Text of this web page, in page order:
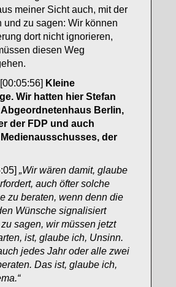
meiner Sicht auch, mit der
und zu sagen: Wir können
dort nicht ignorieren,
diesen Weg
Kleine
Wir hatten hier Stefan
Berlin,
der FDP und auch
der
„Wir wären damit, glaube
auch öfter solche
zu beraten, wenn denn die
Wünsche signalisiert
sagen, wir müssen jetzt
ist, glaube ich, Unsinn.
jedes Jahr oder alle zwei
Das ist, glaube ich,